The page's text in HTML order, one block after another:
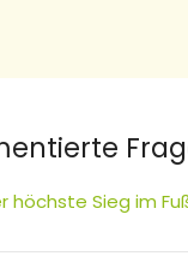
höchste Sieg im